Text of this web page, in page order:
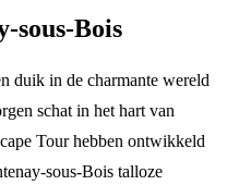
sous-Bois
duik in de charmante wereld
schat in het hart van
Tour hebben ontwikkeld
sous-Bois talloze